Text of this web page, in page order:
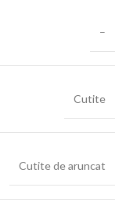
–
Cutite
Cutite de aruncat